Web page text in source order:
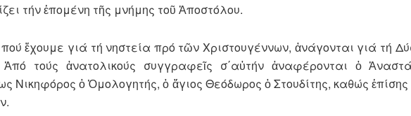
τήν ἑπομένη τῆς μνήμης τοῦ Ἀποστόλου.
ἔχουμε γιά τή νηστεία πρό τῶν Χριστουγέννων, ἀνάγονται γιά τή
τούς ἀνατολικούς συγγραφεῖς σ΄αὐτήν ἀναφέρονται ὁ
Νικηφόρος ὁ Ὁμολογητής, ὁ ἅγιος Θεόδωρος ὁ Στουδίτης, καθώς